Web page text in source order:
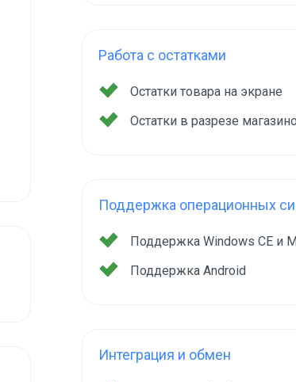
Работа с остатками
Остатки товара на экране
Остатки в разрезе
Поддержка операционных
Поддержка Windows CE и
Поддержка Android
Интеграция и обмен